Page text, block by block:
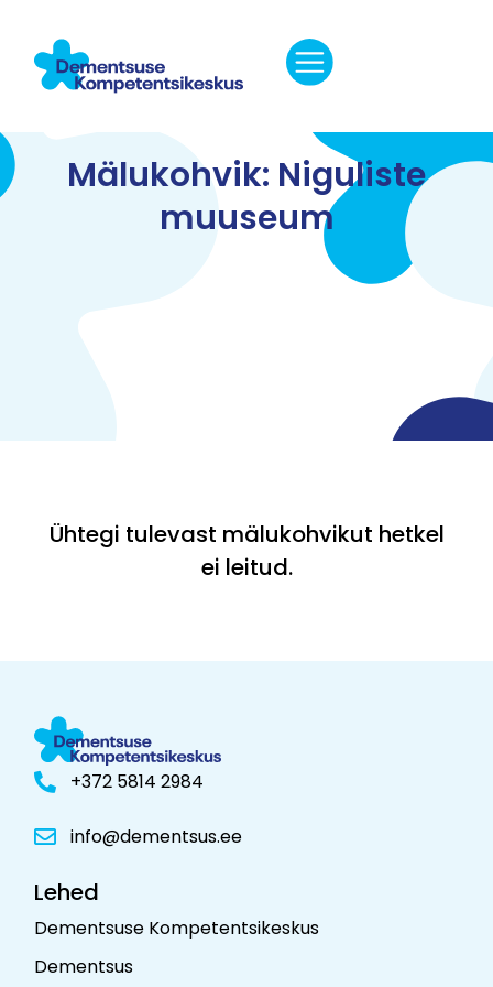
Mälukohvik: Niguliste
muuseum
Ühtegi tulevast mälukohvikut hetkel
ei leitud.
+372 5814 2984
info@dementsus.ee
Lehed
Dementsuse Kompetentsikeskus
Dementsus